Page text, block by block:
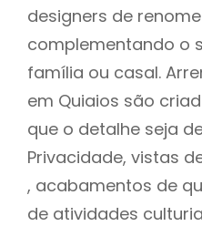
designers de
complementando o
família ou casal.
em Quiaios são
que o detalhe seja
Privacidade, vistas
, acabamentos de
de atividades